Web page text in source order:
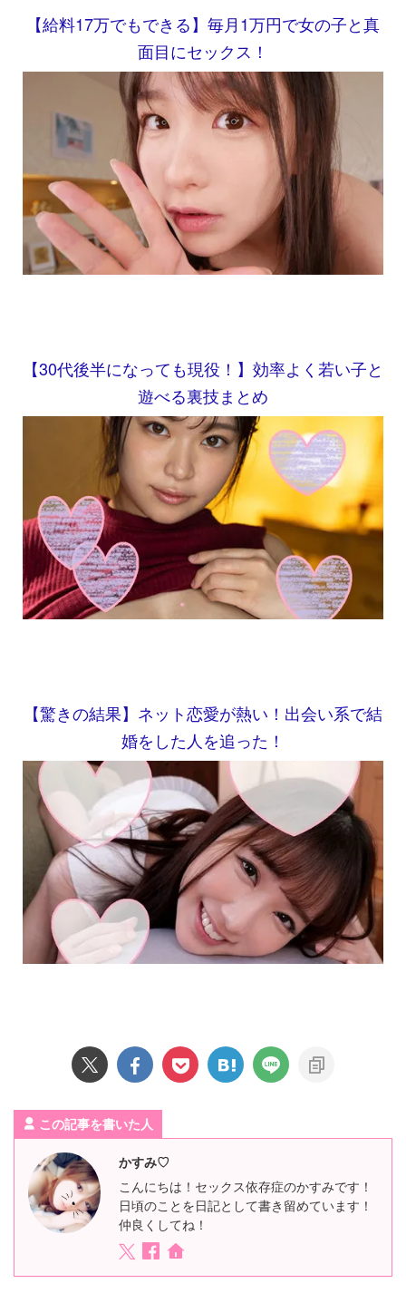
【給料17万でもできる】毎月1万円で女の子と真
面目にセックス！
【30代後半になっても現役！】効率よく若い子と
遊べる裏技まとめ
【驚きの結果】ネット恋愛が熱い！出会い系で結
婚をした人を追った！
この記事を書いた人
かすみ♡
こんにちは！セックス依存症のかすみです！
日頃のことを日記として書き留めています！
仲良くしてね！